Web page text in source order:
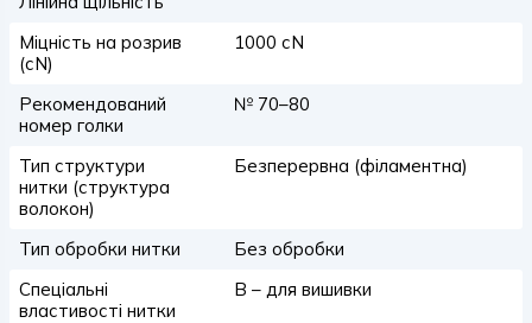
Міцність на розрив
(сN)
1000 сN
Рекомендований
номер голки
№ 70–80
Тип структури
нитки (структура
волокон)
Безперервна (філаментна)
Тип обробки нитки
Без обробки
Спеціальні
властивості нитки
B – для вишивки